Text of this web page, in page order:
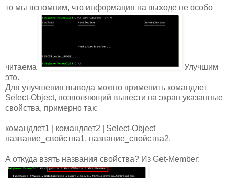
то мы вспомним, что информация на выходе не особо
читаема
Улучшим
это.
Для улучшения вывода можно применить командлет
Select-Object, позволяющий вывести на экран указанные
свойства, примерно так:
командлет1 | командлет2 | Select-Object
название_свойства1, название_свойства2.
А откуда взять названия свойства? Из Get-Member: